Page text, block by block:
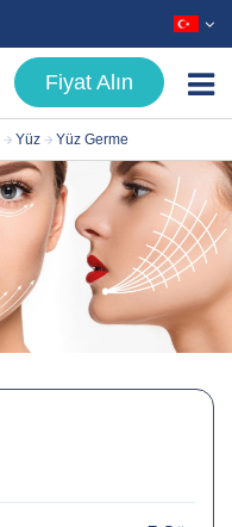
Fiyat Alın
Yüz Yüz Germe